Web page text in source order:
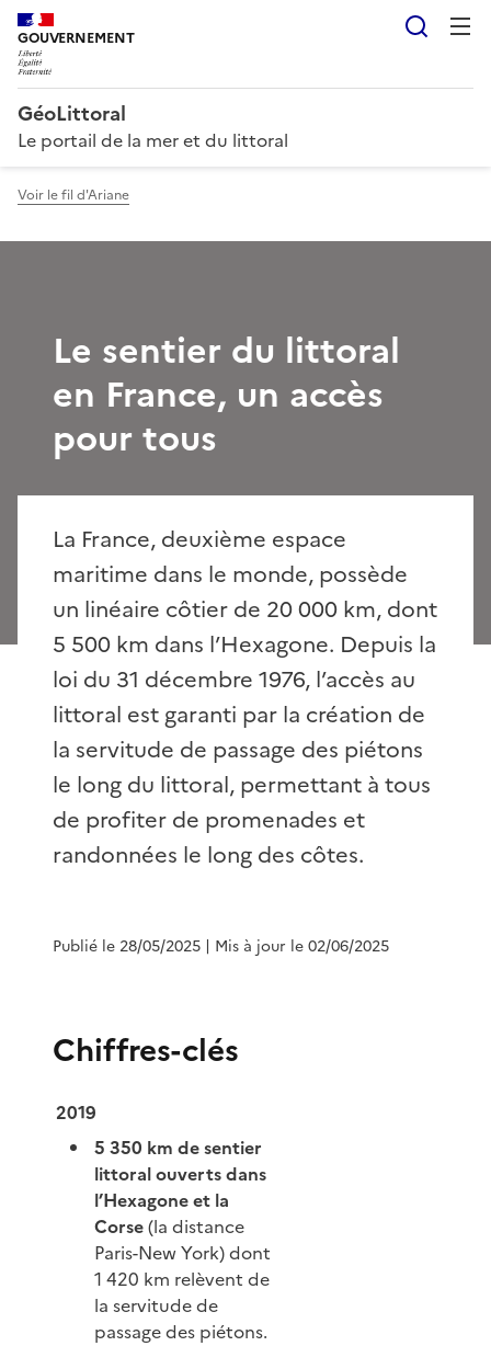
GOUVERNEMENT
GéoLittoral
Le portail de la mer et du littoral
Voir le fil d'Ariane
Le sentier du littoral
en France, un accès
pour tous
La France, deuxième espace
maritime dans le monde, possède
un linéaire côtier de 20 000 km, dont
5 500 km dans l’Hexagone. Depuis la
loi du 31 décembre 1976, l’accès au
littoral est garanti par la création de
la servitude de passage des piétons
le long du littoral, permettant à tous
de profiter de promenades et
randonnées le long des côtes.
Publié le 28/05/2025 | Mis à jour le 02/06/2025
Chiffres-clés
2019
5 350 km de sentier
littoral ouverts dans
l’Hexagone et la
Corse(la distance
Paris-New York) dont
1 420 km relèvent de
la servitude de
passage des piétons.